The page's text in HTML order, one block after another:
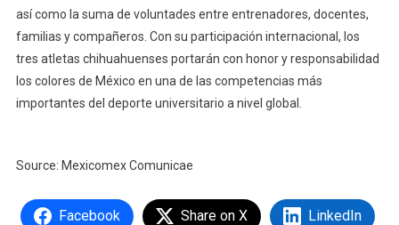
así como la suma de voluntades entre entrenadores, docentes,
familias y compañeros. Con su participación internacional, los
tres atletas chihuahuenses portarán con honor y responsabilidad
los colores de México en una de las competencias más
importantes del deporte universitario a nivel global.
Source: Mexicomex Comunicae
Facebook Share on X LinkedIn